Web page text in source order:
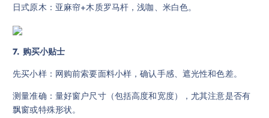
日式原木：亚麻帘+木质罗马杆，浅咖、米白色。
7. 购买小贴士
先买小样：网购前索要面料小样，确认手感、遮光性和色差。
测量准确：量好窗户尺寸（包括高度和宽度），尤其注意是否有
飘窗或特殊形状。